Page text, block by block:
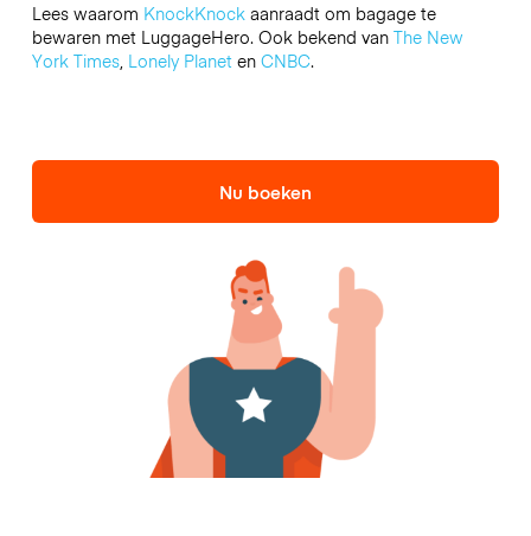
Lees waarom KnockKnockaanraadt om bagage te
bewaren met LuggageHero. Ook bekend van The New
York Times, Lonely Planeten CNBC.
Nu boeken